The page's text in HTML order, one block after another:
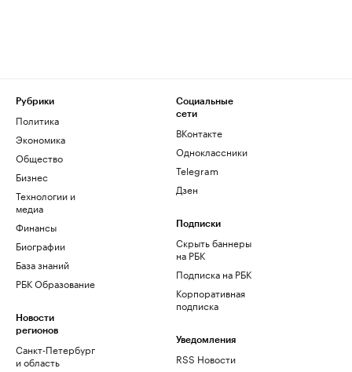
Рубрики
Политика
Экономика
Общество
Бизнес
Технологии и
медиа
Финансы
Биографии
База знаний
РБК Образование
Новости
регионов
Санкт-Петербург
и область
Социальные
сети
ВКонтакте
Одноклассники
Telegram
Дзен
Подписки
Скрыть баннеры
на РБК
Подписка на РБК
Корпоративная
подписка
Уведомления
RSS Новости